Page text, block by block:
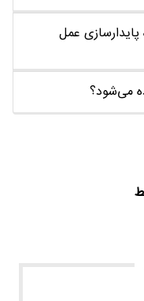
پایدارسازی عمل
می‌شود؟